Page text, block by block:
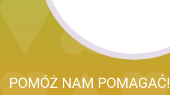
POMÓŻ NAM POMAGAĆ!